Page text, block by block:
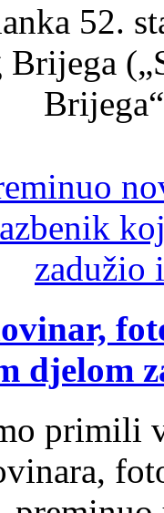
52.
djelom
primili